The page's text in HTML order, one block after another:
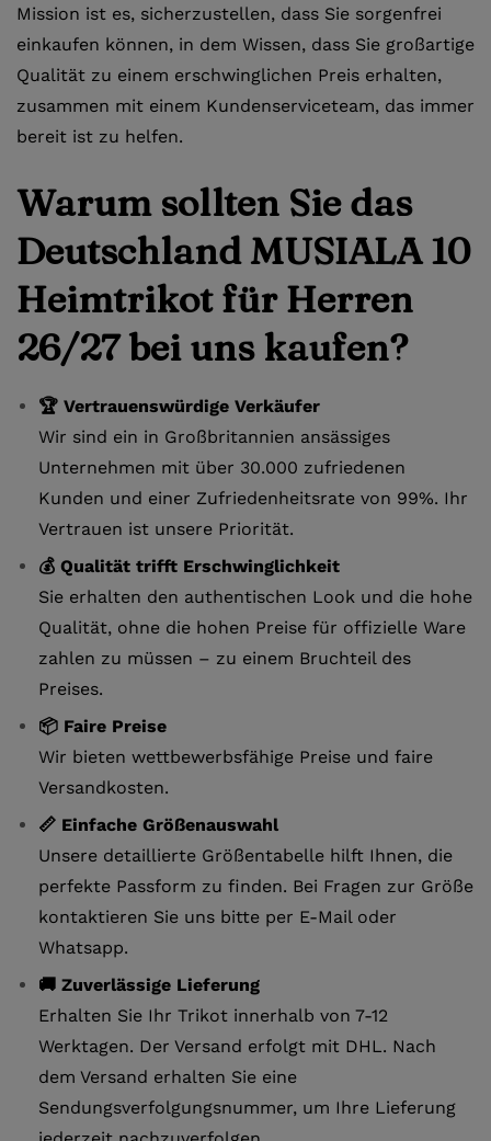
Mission ist es, sicherzustellen, dass Sie sorgenfrei
einkaufen können, in dem Wissen, dass Sie großartige
Qualität zu einem erschwinglichen Preis erhalten,
zusammen mit einem Kundenserviceteam, das immer
bereit ist zu helfen.
Warum sollten Sie das
Deutschland MUSIALA 10
Heimtrikot für Herren
26/27 bei uns kaufen?
🏆 Vertrauenswürdige Verkäufer
Wir sind ein in Großbritannien ansässiges
Unternehmen mit über 30.000 zufriedenen
Kunden und einer Zufriedenheitsrate von 99%. Ihr
Vertrauen ist unsere Priorität.
💰 Qualität trifft Erschwinglichkeit
Sie erhalten den authentischen Look und die hohe
Qualität, ohne die hohen Preise für offizielle Ware
zahlen zu müssen – zu einem Bruchteil des
Preises.
📦 Faire Preise
Wir bieten wettbewerbsfähige Preise und faire
Versandkosten.
📏 Einfache Größenauswahl
Unsere detaillierte Größentabelle hilft Ihnen, die
perfekte Passform zu finden. Bei Fragen zur Größe
kontaktieren Sie uns bitte per E-Mail oder
Whatsapp.
🚚 Zuverlässige Lieferung
Erhalten Sie Ihr Trikot innerhalb von 7-12
Werktagen. Der Versand erfolgt mit DHL. Nach
dem Versand erhalten Sie eine
Sendungsverfolgungsnummer, um Ihre Lieferung